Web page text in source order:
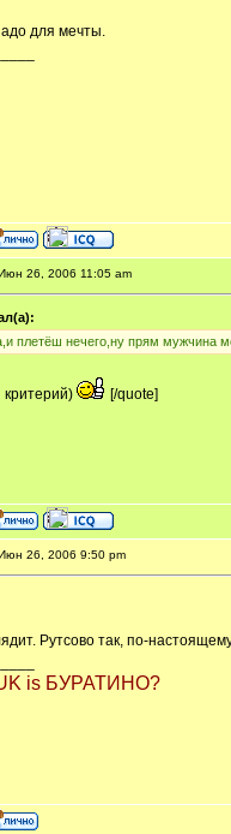
для мечты.
26, 2006 11:05 am
плетёш нечего,ну прям мужчина
критерий) [/quote]
26, 2006 9:50 pm
Рутсово так, по-
is БУРАТИНО?